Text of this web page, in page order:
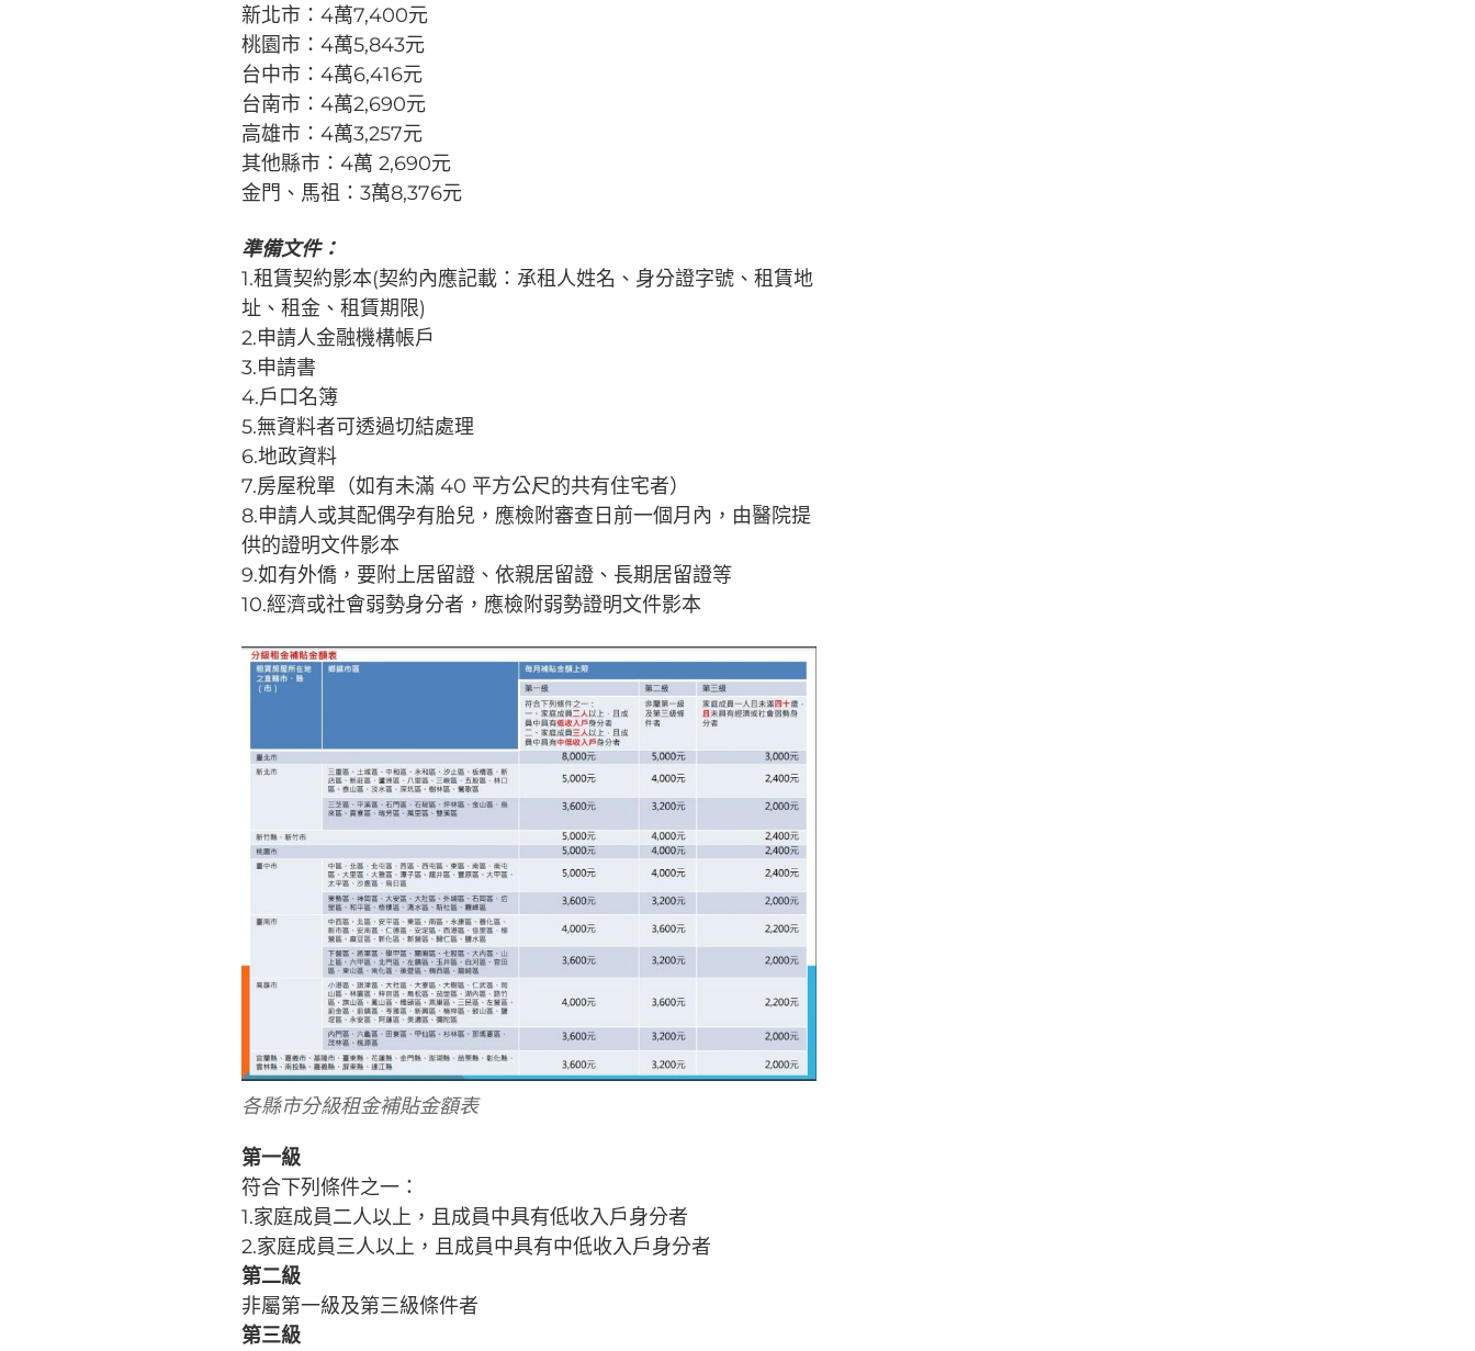
新北市：4萬7,400元
桃園市：4萬5,843元
台中市：4萬6,416元
台南市：4萬2,690元
高雄市：4萬3,257元
其他縣市：4萬 2,690元
金門、馬祖：3萬8,376元
準備文件：
1.租賃契約影本(契約內應記載：承租人姓名、身分證字號、租賃地
址、租金、租賃期限)
2.申請人金融機構帳戶
3.申請書
4.戶口名簿
5.無資料者可透過切結處理
6.地政資料
7.房屋稅單（如有未滿 40 平方公尺的共有住宅者）
8.申請人或其配偶孕有胎兒，應檢附審查日前一個月內，由醫院提
供的證明文件影本
9.如有外僑，要附上居留證、依親居留證、長期居留證等
10.經濟或社會弱勢身分者，應檢附弱勢證明文件影本
各縣市分級租金補貼金額表
第一級
符合下列條件之一：
1.家庭成員二人以上，且成員中具有低收入戶身分者
2.家庭成員三人以上，且成員中具有中低收入戶身分者
第二級
非屬第一級及第三級條件者
第三級